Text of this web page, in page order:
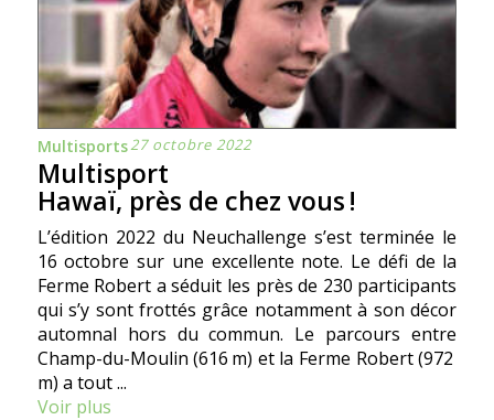
Multisports27 octobre 2022
Multisport
Hawaï, près de chez vous !
L’édition 2022 du Neuchallenge s’est terminée le
16 octobre sur une excellente note. Le défi de la
Ferme Robert a séduit les près de 230 participants
qui s’y sont frottés grâce notamment à son décor
automnal hors du commun. Le parcours entre
Champ-du-Moulin (616 m) et la Ferme Robert (972
m) a tout ...
Voir plus